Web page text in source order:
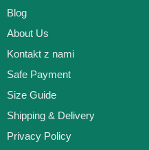
Blog
About Us
Kontakt z nami
Safe Payment
Size Guide
Shipping & Delivery
Privacy Policy